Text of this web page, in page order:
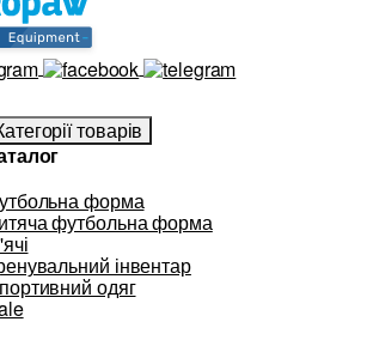
товарів
форма
футбольна форма
інвентар
одяг